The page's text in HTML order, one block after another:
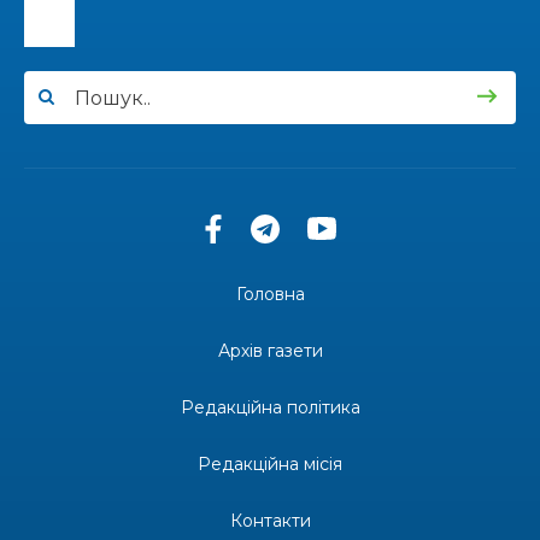
15:24
31 лип
“Серпневі свята” – Клуб з народознавства
Юні мешканці Бахмутської громади у Харкові
долучилися до проєкту «Радість у дитячих
територіальної громади
«Дві музи» у Рівному: свято краси, мистецтва
Головна
Архів газети
Редакційна політика
Редакційна місія
Контакти